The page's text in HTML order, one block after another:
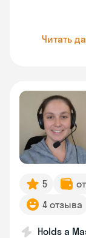
Читать
5
4 отзыва
Holds a